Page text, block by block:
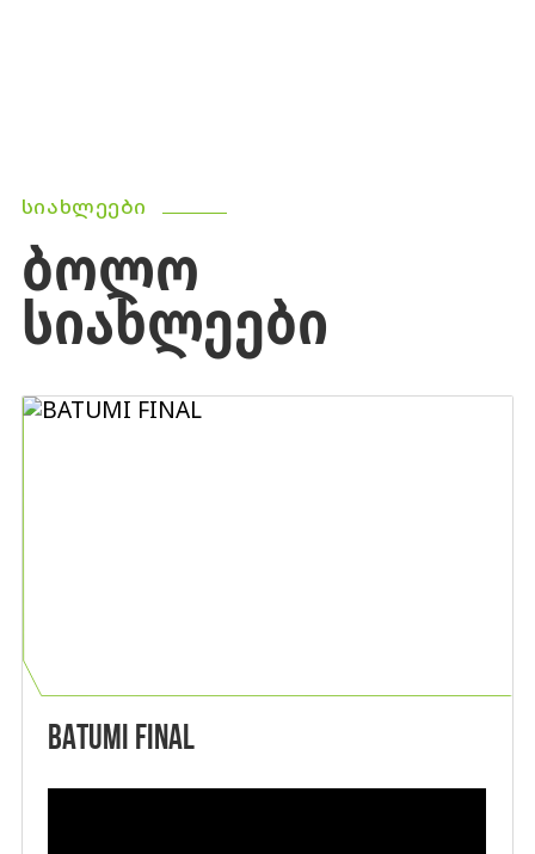
ᲡᲘᲐᲮᲚᲔᲔᲑᲘ
ᲑᲝᲚᲝ
ᲡᲘᲐᲮᲚᲔᲔᲑᲘ
BATUMI FINAL